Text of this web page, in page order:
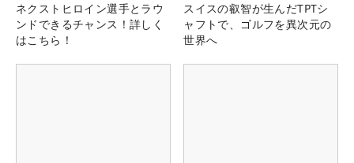
ネクストヒロイン選手とラウ
ンドできるチャンス！詳しく
はこちら！
スイスの叡智が生んだTPTシ
ャフトで、ゴルフを異次元の
世界へ